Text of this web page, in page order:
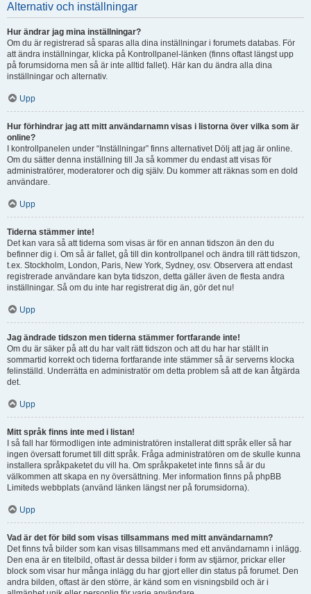
Alternativ och inställningar
Hur ändrar jag mina inställningar?
Om du är registrerad så sparas alla dina inställningar i forumets databas. För
att ändra inställningar, klicka på Kontrollpanel-länken (finns oftast längst upp
på forumsidorna men så är inte alltid fallet). Här kan du ändra alla dina
inställningar och alternativ.
Upp
Hur förhindrar jag att mitt användarnamn visas i listorna över vilka som är
online?
I kontrollpanelen under “Inställningar” finns alternativet Dölj att jag är online.
Om du sätter denna inställning till Ja så kommer du endast att visas för
administratörer, moderatorer och dig själv. Du kommer att räknas som en dold
användare.
Upp
Tiderna stämmer inte!
Det kan vara så att tiderna som visas är för en annan tidszon än den du
befinner dig i. Om så är fallet, gå till din kontrollpanel och ändra till rätt tidszon,
t.ex. Stockholm, London, Paris, New York, Sydney, osv. Observera att endast
registrerade användare kan byta tidszon, detta gäller även de flesta andra
inställningar. Så om du inte har registrerat dig än, gör det nu!
Upp
Jag ändrade tidszon men tiderna stämmer fortfarande inte!
Om du är säker på att du har valt rätt tidszon och att du har har ställt in
sommartid korrekt och tiderna fortfarande inte stämmer så är serverns klocka
felinställd. Underrätta en administratör om detta problem så att de kan åtgärda
det.
Upp
Mitt språk finns inte med i listan!
I så fall har förmodligen inte administratören installerat ditt språk eller så har
ingen översatt forumet till ditt språk. Fråga administratören om de skulle kunna
installera språkpaketet du vill ha. Om språkpaketet inte finns så är du
välkommen att skapa en ny översättning. Mer information finns på phpBB
Limiteds webbplats (använd länken längst ner på forumsidorna).
Upp
Vad är det för bild som visas tillsammans med mitt användarnamn?
Det finns två bilder som kan visas tillsammans med ett användarnamn i inlägg.
Den ena är en titelbild, oftast är dessa bilder i form av stjärnor, prickar eller
block som visar hur många inlägg du har gjort eller din status på forumet. Den
andra bilden, oftast är den större, är känd som en visningsbild och är i